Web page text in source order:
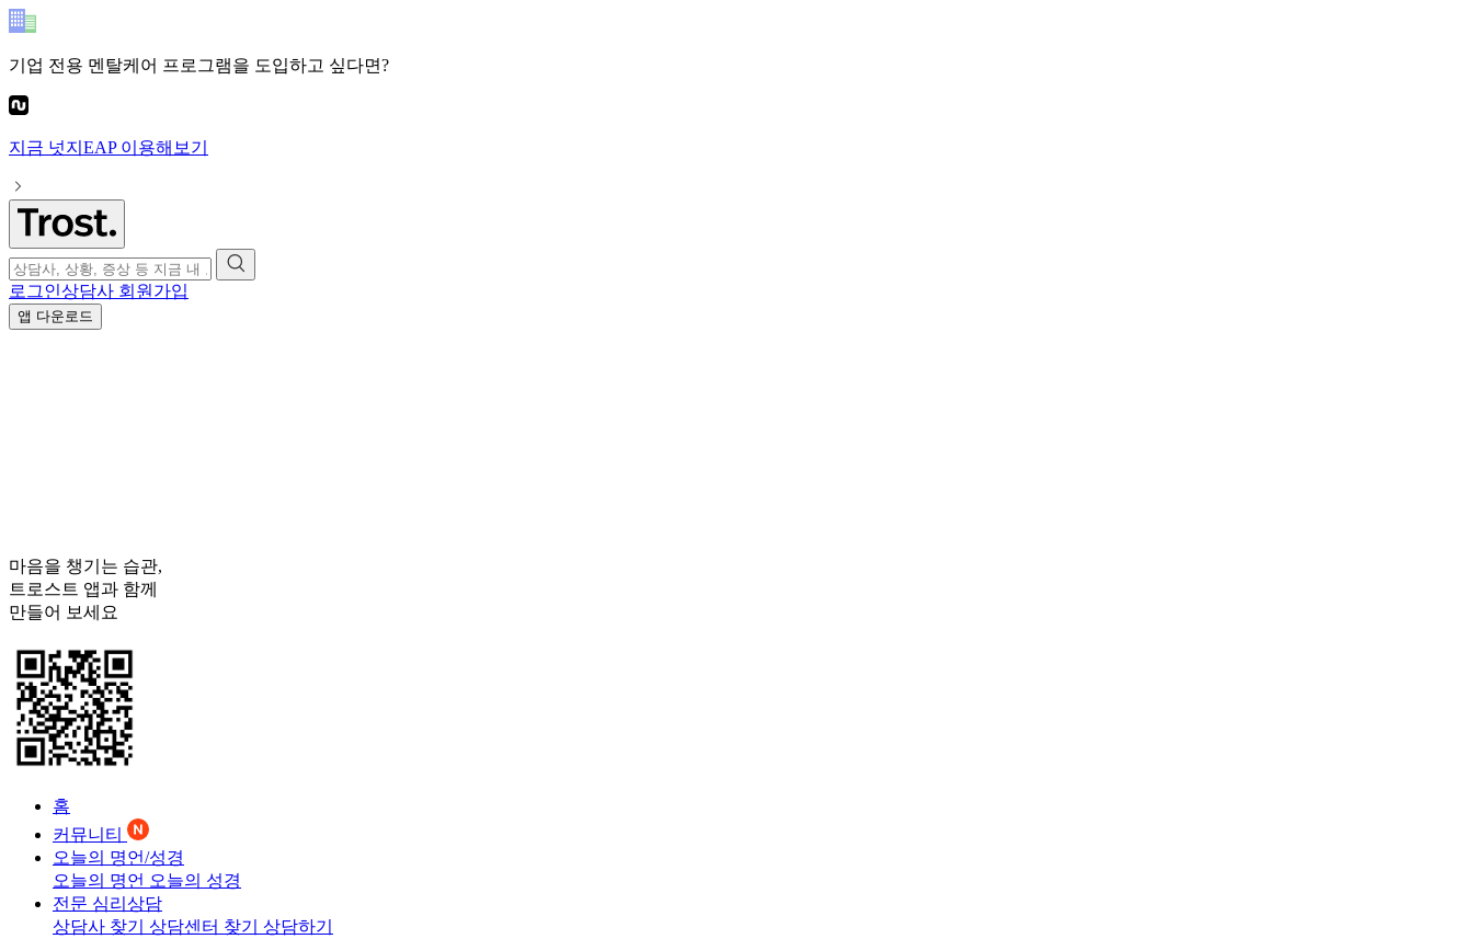
기업 전용 멘탈케어 프로그램을 도입하고 싶다면?
지금 넛지EAP이용해보기
로그인상담사 회원가입
앱 다운로드
마음을 챙기는 습관,
트로스트 앱과 함께
만들어 보세요
홈
커뮤니티
오늘의 명언/성경
오늘의 명언 오늘의 성경
전문 심리상담
상담사 찾기 상담센터 찾기 상담하기